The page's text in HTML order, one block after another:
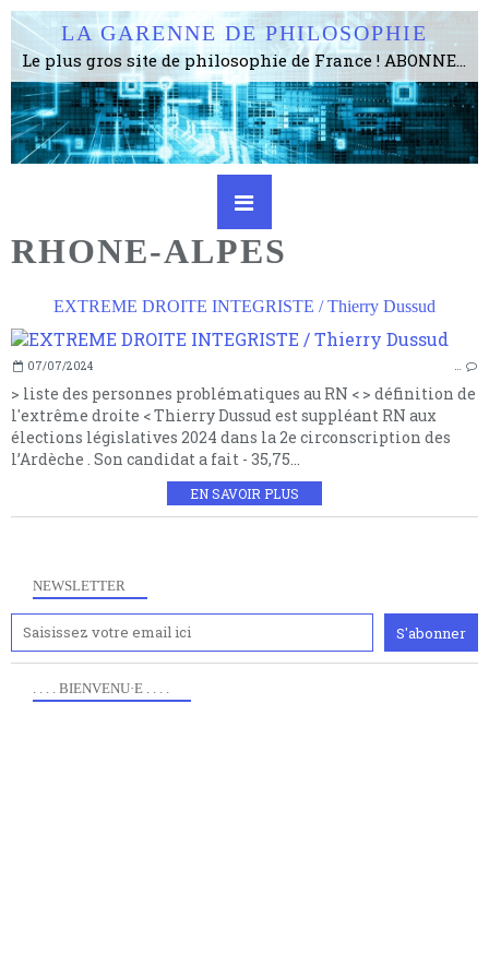
LA GARENNE DE PHILOSOPHIE
Le plus gros site de philosophie de France ! ABONNEZ-VOUS ! 4115 Articles, 1634 abonné·e·s, depuis 2006 . . . . . . . . 2 852 214 pages vues jusqu'à présent. Prestance et être apte à un plus grand nombre de choses.
RHONE-ALPES
EXTREME DROITE INTEGRISTE / Thierry Dussud
07/07/2024 …
> liste des personnes problématiques au RN < > définition de
l'extrême droite < Thierry Dussud est suppléant RN aux
élections législatives 2024 dans la 2e circonscription des
l’Ardèche . Son candidat a fait - 35,75...
EN SAVOIR PLUS
NEWSLETTER
. . . . BIENVENU·E . . . .